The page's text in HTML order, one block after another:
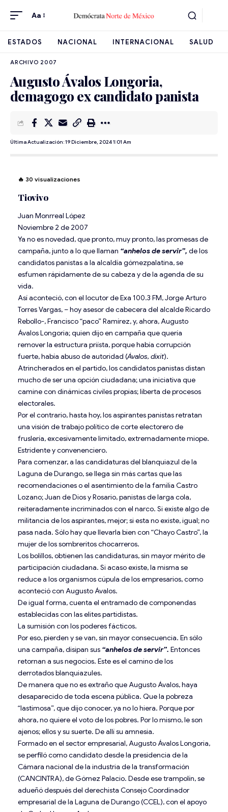
Aa
ESTADOS NACIONAL INTERNACIONAL SALUD
ARCHIVO 2007
Augusto Ávalos Longoria,
demagogo ex candidato panista
Última Actualización: 19 Diciembre, 2024 1:01 Am
🔥 30 visualizaciones
Tiovivo
Juan Monrreal López
Noviembre 2 de 2007
Ya no es novedad, que pronto, muy pronto, las promesas de
campaña, junto a lo que llaman “anhelos de servir”, de los
candidatos panistas a la alcaldía gómezpalatina, se
esfumen rápidamente de su cabeza y de la agenda de su
vida.
Así aconteció, con el locutor de Exa 100.3 FM, Jorge Arturo
Torres Vargas, – hoy asesor de cabecera del alcalde Ricardo
Rebollo-, Francisco “paco” Ramírez, y, ahora, Augusto
Ávalos Longoria; quien dijo en campaña que quería
remover la estructura priísta, porque había corrupción
fuerte, había abuso de autoridad (Ávalos, dixit).
Atrincherados en el partido, los candidatos panistas distan
mucho de ser una opción ciudadana; una iniciativa que
camine con dinámicas civiles propias; liberta de procesos
electorales.
Por el contrario, hasta hoy, los aspirantes panistas retratan
una visión de trabajo político de corte electorero de
fruslería, excesivamente limitado, extremadamente miope.
Estridente y convenenciero.
Para comenzar, a las candidaturas del blanquiazul de la
Laguna de Durango, se llega sin más cartas que las
recomendaciones o el asentimiento de la familia Castro
Lozano; Juan de Dios y Rosario, panistas de larga cola,
reiteradamente incriminados con el narco. Si existe algo de
militancia de los aspirantes, mejor; si esta no existe, igual; no
pasa nada. Sólo hay que llevarla bien con “Chayo Castro”, la
mujer de los sombreritos chocarreros.
Los bolillos, obtienen las candidaturas, sin mayor mérito de
participación ciudadana. Si acaso existe, la misma se
reduce a los organismos cúpula de los empresarios, como
aconteció con Augusto Ávalos.
De igual forma, cuenta el entramado de componendas
establecidas con las elites partidistas.
La sumisión con los poderes fácticos.
Por eso, pierden y se van, sin mayor consecuencia. En sólo
una campaña, disipan sus “anhelos de servir”. Entonces
retornan a sus negocios. Este es el camino de los
derrotados blanquiazules.
De manera que no es extraño que Augusto Ávalos, haya
desaparecido de toda escena pública. Que la pobreza
“lastimosa”, que dijo conocer, ya no lo hiera. Porque por
ahora, no quiere el voto de los pobres. Por lo mismo, le son
ajenos; ellos y su suerte. De allí su amnesia.
Formado en el sector empresarial, Augusto Ávalos Longoria,
se perfiló como candidato desde la presidencia de la
Cámara nacional de la industria de la transformación
(CANCINTRA), de Gómez Palacio. Desde ese trampolín, se
adueñó después del derechista Consejo Coordinador
empresarial de la Laguna de Durango (CCEL), con el apoyo